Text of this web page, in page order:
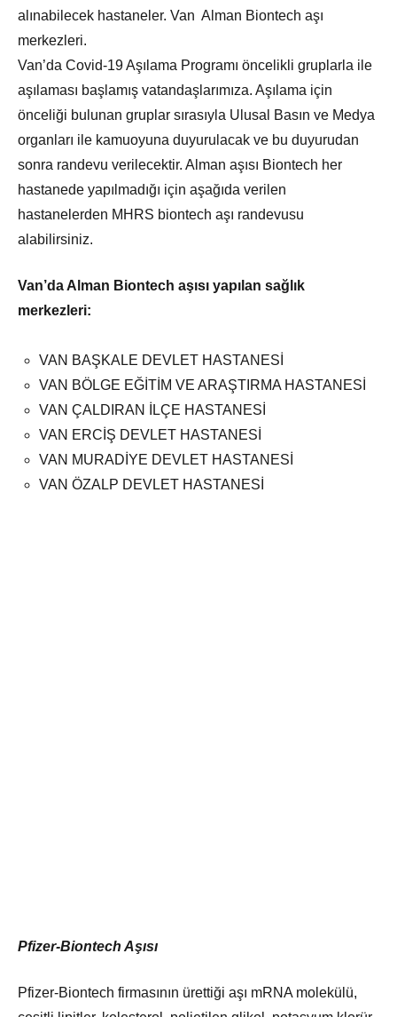
alınabilecek hastaneler. Van Alman Biontech aşı
merkezleri.
Van’da Covid-19 Aşılama Programı öncelikli gruplarla ile
aşılaması başlamış vatandaşlarımıza. Aşılama için
önceliği bulunan gruplar sırasıyla Ulusal Basın ve Medya
organları ile kamuoyuna duyurulacak ve bu duyurudan
sonra randevu verilecektir. Alman aşısı Biontech her
hastanede yapılmadığı için aşağıda verilen
hastanelerden MHRS biontech aşı randevusu
alabilirsiniz.
Van’da Alman Biontech aşısı yapılan sağlık
merkezleri:
VAN BAŞKALE DEVLET HASTANESİ
VAN BÖLGE EĞİTİM VE ARAŞTIRMA HASTANESİ
VAN ÇALDIRAN İLÇE HASTANESİ
VAN ERCİŞ DEVLET HASTANESİ
VAN MURADİYE DEVLET HASTANESİ
VAN ÖZALP DEVLET HASTANESİ
Pfizer-Biontech Aşısı
Pfizer-Biontech firmasının ürettiği aşı mRNA molekülü,